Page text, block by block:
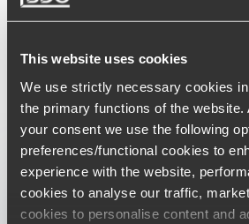
This website uses cookies
We use strictly necessary cookies
the primary functions of the website.
your consent we use the following
preferences/functional cookies to
experience with the website,
cookies to analyse our traffic,
cookies to personalise content and
Par cette nouvelle opération, BDO
comme le partenaire de référence des
France.